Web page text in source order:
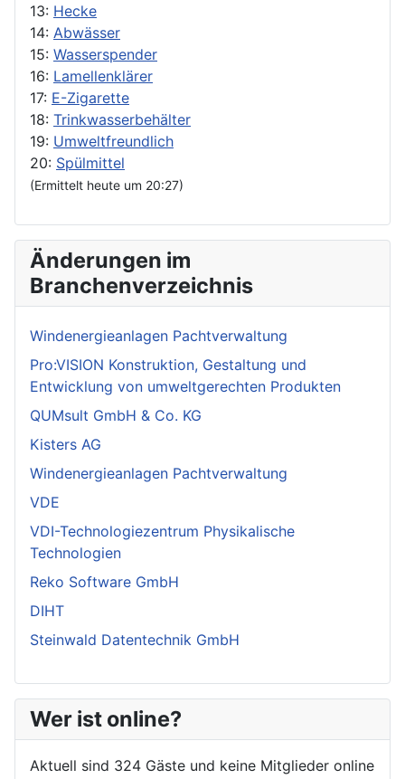
13: Hecke
14: Abwässer
15: Wasserspender
16: Lamellenklärer
17: E-Zigarette
18: Trinkwasserbehälter
19: Umweltfreundlich
20: Spülmittel
(Ermittelt heute um 20:27)
Änderungen im
Branchenverzeichnis
Windenergieanlagen Pachtverwaltung
Pro:VISION Konstruktion, Gestaltung und
Entwicklung von umweltgerechten Produkten
QUMsult GmbH & Co. KG
Kisters AG
Windenergieanlagen Pachtverwaltung
VDE
VDI-Technologiezentrum Physikalische
Technologien
Reko Software GmbH
DIHT
Steinwald Datentechnik GmbH
Wer ist online?
Aktuell sind 324 Gäste und keine Mitglieder online